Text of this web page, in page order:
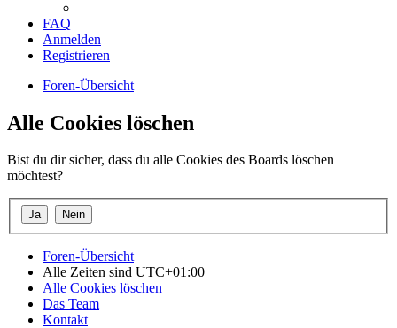
FAQ
Anmelden
Registrieren
Foren-Übersicht
Alle Cookies löschen
Bist du dir sicher, dass du alle Cookies des Boards löschen
möchtest?
Foren-Übersicht
Alle Zeiten sind UTC+01:00
Alle Cookies löschen
Das Team
Kontakt